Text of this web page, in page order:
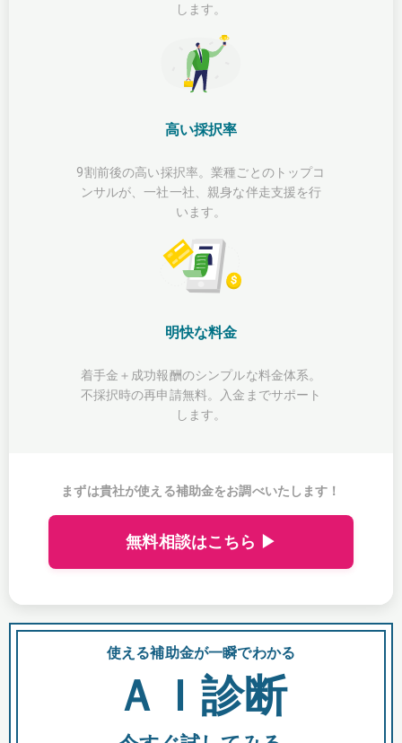
します。
高い採択率
9割前後の高い採択率。業種ごとのトップコ
ンサルが、一社一社、親身な伴走支援を行
います。
明快な料金
着手金＋成功報酬のシンプルな料金体系。
不採択時の再申請無料。入金までサポート
します。
まずは貴社が使える補助金をお調べいたします！
無料相談はこちら ▶
使える補助金が一瞬でわかる
ＡＩ診断